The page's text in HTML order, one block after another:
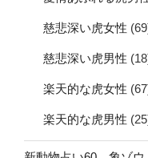
慈悲深い虎女性
慈悲深い虎男性
楽天的な虎女性
楽天的な虎男性